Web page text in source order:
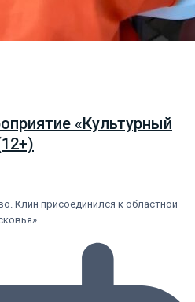
«Культурный
Клин присоединился к областной